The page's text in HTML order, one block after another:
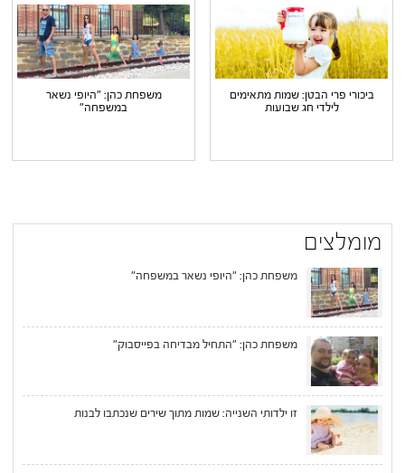
ביכורי פרי הבטן: שמות מתאימים
לילדי חג שבועות
משפחת כהן: "היופי נשאר
במשפחה"
מומלצים
משפחת כהן: "היופי נשאר במשפחה"
משפחת כהן: "התחיל מבדיחה בפייסבוק"
זו ילדותי השנייה: שמות מתוך שירים שנכתבו לבנות